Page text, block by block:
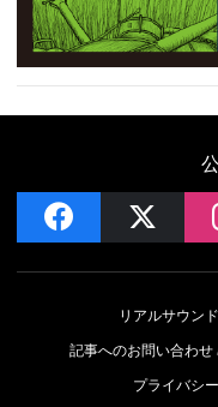
facebook
リアルサウン
記事へのお問い合わせ
プライバシ